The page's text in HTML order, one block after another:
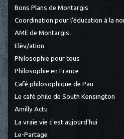
Bons Plans de Montargis
Coordination pour l’éducation à la
AME de Montargis
Elèv/ation
Philosophie pour tous
Philosophie en France
Café philosophique de Pau
Le café philo de South Kensington
Amilly Actu
La vraie vie c'est aujourd'hui
Le-Partage